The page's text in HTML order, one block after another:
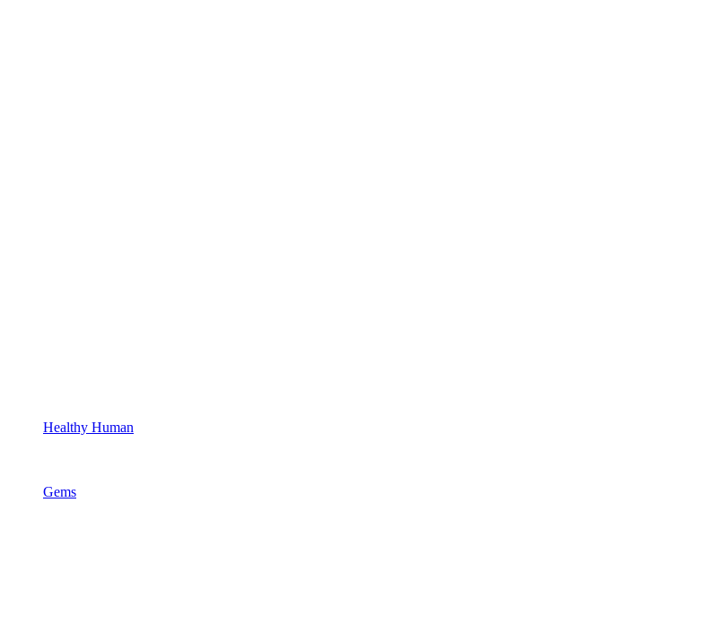
Healthy Human
Gems